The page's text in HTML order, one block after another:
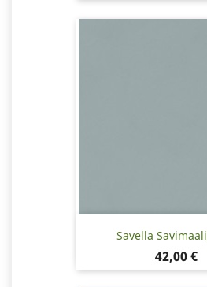
Savella
Hinta
42,00 €